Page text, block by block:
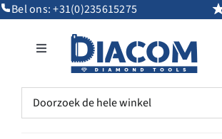
GaBel ons:+31(0)235615275
Toggle
Navigation
Mijn Account